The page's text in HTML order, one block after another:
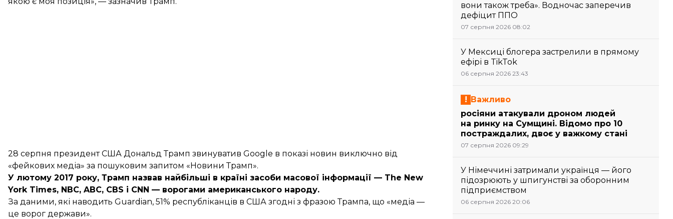
28 серпня президент США Дональд Трамп звинуватив Google в показі новин виключно від
«фейкових медіа» за пошуковим запитом «Новини Трамп».
У лютому 2017 року, Трамп назвав найбільші в країні засоби масової інформації — The New
York Times, NBC, ABC, CBS і CNN — ворогами американського народу.
За даними, які наводить Guardian, 51% республіканців в США згодні з фразою Трампа, що «медіа —
це ворог держави».
вони також треба». Водночас заперечив
дефіцит ППО
07 серпня 2026 08:02
У Мексиці блогера застрелили в прямому
ефірі в TikTok
06 серпня 2026 23:43
Важливо
росіяни атакували дроном людей
на ринку на Сумщині. Відомо про 10
постраждалих, двоє у важкому стані
07 серпня 2026 09:29
У Німеччині затримали українця — його
підозрюють у шпигунстві за оборонним
підприємством
06 серпня 2026 20:06